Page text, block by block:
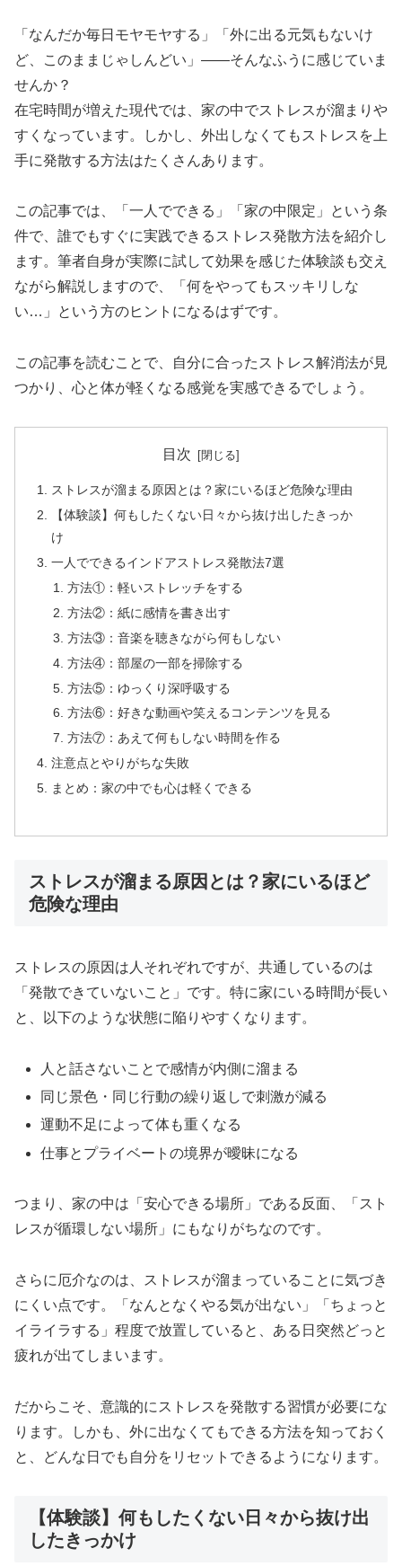
「なんだか毎日モヤモヤする」「外に出る元気もないけ
ど、このままじゃしんどい」――そんなふうに感じていま
せんか？
在宅時間が増えた現代では、家の中でストレスが溜まりや
すくなっています。しかし、外出しなくてもストレスを上
手に発散する方法はたくさんあります。
この記事では、「一人でできる」「家の中限定」という条
件で、誰でもすぐに実践できるストレス発散方法を紹介し
ます。筆者自身が実際に試して効果を感じた体験談も交え
ながら解説しますので、「何をやってもスッキリしな
い…」という方のヒントになるはずです。
この記事を読むことで、自分に合ったストレス解消法が見
つかり、心と体が軽くなる感覚を実感できるでしょう。
目次
ストレスが溜まる原因とは？家にいるほど危険な理由
【体験談】何もしたくない日々から抜け出したきっか
け
一人でできるインドアストレス発散法7選
方法①：軽いストレッチをする
方法②：紙に感情を書き出す
方法③：音楽を聴きながら何もしない
方法④：部屋の一部を掃除する
方法⑤：ゆっくり深呼吸する
方法⑥：好きな動画や笑えるコンテンツを見る
方法⑦：あえて何もしない時間を作る
注意点とやりがちな失敗
まとめ：家の中でも心は軽くできる
ストレスが溜まる原因とは？家にいるほど
危険な理由
ストレスの原因は人それぞれですが、共通しているのは
「発散できていないこと」です。特に家にいる時間が長い
と、以下のような状態に陥りやすくなります。
人と話さないことで感情が内側に溜まる
同じ景色・同じ行動の繰り返しで刺激が減る
運動不足によって体も重くなる
仕事とプライベートの境界が曖昧になる
つまり、家の中は「安心できる場所」である反面、「スト
レスが循環しない場所」にもなりがちなのです。
さらに厄介なのは、ストレスが溜まっていることに気づき
にくい点です。「なんとなくやる気が出ない」「ちょっと
イライラする」程度で放置していると、ある日突然どっと
疲れが出てしまいます。
だからこそ、意識的にストレスを発散する習慣が必要にな
ります。しかも、外に出なくてもできる方法を知っておく
と、どんな日でも自分をリセットできるようになります。
【体験談】何もしたくない日々から抜け出
したきっかけ